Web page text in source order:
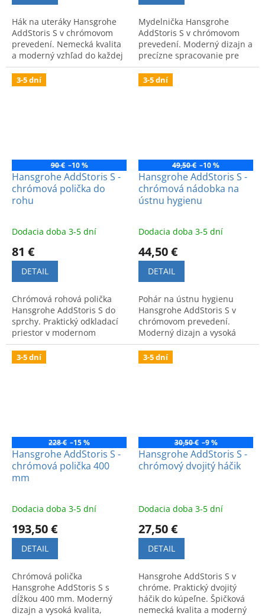
Hák na uteráky Hansgrohe
AddStoris S v chrómovom
prevedení. Nemecká kvalita
a moderný vzhľad do každej
kúpeľne.
Mydelnička Hansgrohe
AddStoris S v chrómovom
prevedení. Moderný dizajn a
precízne spracovanie pre
vašu kúpeľňu.
3-5 dní
90 € –10 %
Hansgrohe AddStoris S -
chrómová polička do
rohu
Dodacia doba 3-5 dní
81 €
DETAIL
Chrómová rohová polička
Hansgrohe AddStoris S do
sprchy. Praktický odkladací
priestor v modernom
dizajne. Funkčný doplnok
pre každodenný komfort.
3-5 dní
49,50 € –10 %
Hansgrohe AddStoris S -
chrómová nádobka na
ústnu hygienu
Dodacia doba 3-5 dní
44,50 €
DETAIL
Pohár na ústnu hygienu
Hansgrohe AddStoris S v
chrómovom prevedení.
Moderný dizajn a vysoká
kvalita pre vašu kúpeľňu.
3-5 dní
228 € –15 %
Hansgrohe AddStoris S -
chrómová polička 400
mm
Dodacia doba 3-5 dní
193,50 €
DETAIL
Chrómová polička
Hansgrohe AddStoris S s
dĺžkou 400 mm. Moderný
dizajn a vysoká kvalita,
3-5 dní
30,50 € –9 %
Hansgrohe AddStoris S -
chrómový dvojitý háčik
Dodacia doba 3-5 dní
27,50 €
DETAIL
Hansgrohe AddStoris S v
chróme. Praktický dvojitý
háčik do kúpeľne. Špičková
nemecká kvalita a moderný